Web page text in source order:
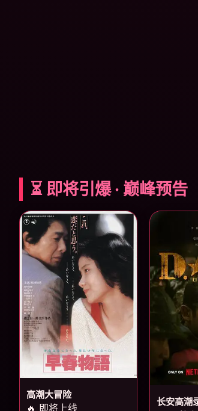
⏳ 即将引爆 · 巅峰预告
高潮大冒险
🔥 即将上线
长安高潮